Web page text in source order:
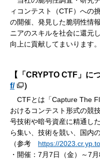
ィコンテスト（CTF）への
の開催、発見した脆弱性情
ニアのスキルを社会に還元
向上に貢献してまいります。
【「CRYPTO CTF」に
f/
）
CTFとは「Capture The
おけるコンテスト形式の競
号技術や暗号資産に精通し
ら集い、技術を競い、国内
（参考 https://
・開催：7月7日（金）～7月